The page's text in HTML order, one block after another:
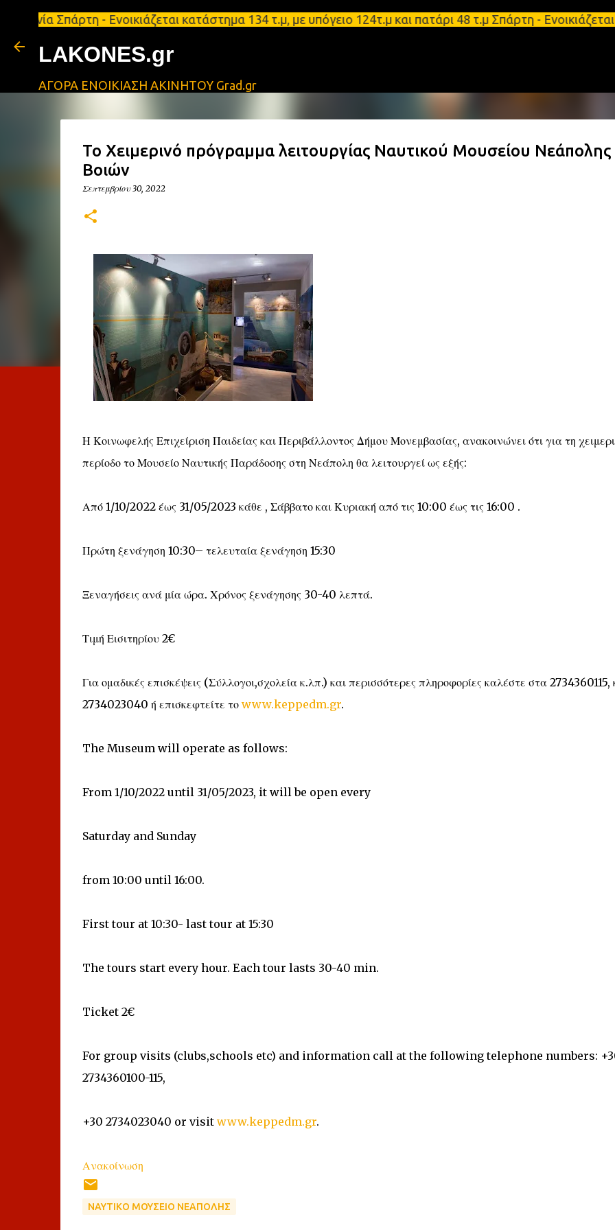
Μετάβαση στο κύριο περιεχόμενο
- Ενοικιάζεται κατάστημα 134 τ.μ, με υπόγειο 124τ.μ και πατάρι 48 τ.μ Σπάρτη -
LAKONES.gr
ΑΓΟΡΑ ΕΝΟΙΚΙΑΣΗ ΑΚΙΝΗΤΟΥ Grad.gr
Το Χειμερινό πρόγραμμα λειτουργίας Ναυτικού Μουσείου Νεάπολης
Βοιών
Σεπτεμβρίου 30, 2022
Η Κοινωφελής Επιχείριση Παιδείας και Περιβάλλοντος Δήμου Μονεμβασίας, ανακοινώνει ότι για τη
περίοδο το Μουσείο Ναυτικής Παράδοσης στη Νεάπολη θα λειτουργεί ως εξής:
Από 1/10/2022 έως 31/05/2023 κάθε , Σάββατο και Κυριακή από τις 10:00 έως τις 16:00 .
Πρώτη ξενάγηση 10:30– τελευταία ξενάγηση 15:30
Ξεναγήσεις ανά μία ώρα. Χρόνος ξενάγησης 30-40 λεπτά.
Τιμή Εισιτηρίου 2€
Για ομαδικές επισκέψεις (Σύλλογοι,σχολεία κ.λπ.) και περισσότερες πληροφορίες καλέστε στα 2734360115,
2734023040 ή επισκεφτείτε το www.keppedm.gr.
The Museum will operate as follows:
From 1/10/2022 until 31/05/2023, it will be open every
Saturday and Sunday
from 10:00 until 16:00.
First tour at 10:30- last tour at 15:30
The tours start every hour. Each tour lasts 30-40 min.
Ticket 2€
For group visits (clubs,schools etc) and information call at the following telephone numbers:
2734360100-115,
+30 2734023040 or visit www.keppedm.gr.
Ανακοίνωση
ΝΑΥΤΙΚΟ ΜΟΥΣΕΙΟ ΝΕΑΠΟΛΗΣ